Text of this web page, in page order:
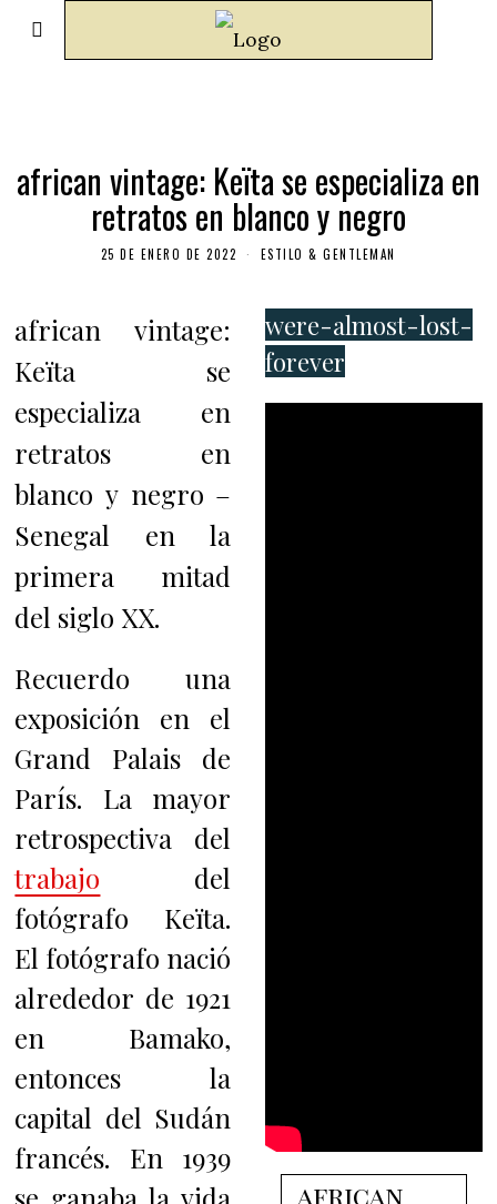
african vintage: Keïta se especializa en
retratos en blanco y negro
25 DE ENERO DE 2022 ESTILO & GENTLEMAN
african vintage:
Keïta se
especializa en
retratos en
blanco y negro –
Senegal en la
primera mitad
del siglo XX.
Recuerdo una
exposición en el
Grand Palais de
París. La mayor
retrospectiva del
trabajo del
fotógrafo Keïta.
El fotógrafo nació
alrededor de 1921
en Bamako,
entonces la
capital del Sudán
francés. En 1939
were-almost-lost-
forever
african